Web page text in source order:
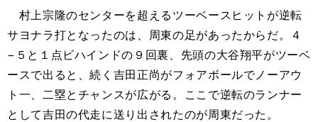
村上宗隆のセンターを超えるツーベースヒットが逆転
サヨナラ打となったのは、周東の足があったからだ。４
−５と１点ビハインドの９回裏、先頭の大谷翔平がツーベ
ースで出ると、続く吉田正尚がフォアボールでノーアウ
ト一、二塁とチャンスが広がる。ここで逆転のランナー
として吉田の代走に送り出されたのが周東だった。